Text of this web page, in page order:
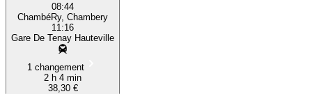
08:44
ChambéRy, Chambery
11:16
Gare De Tenay Hauteville
1 changement
2 h 4 min
38,30 €